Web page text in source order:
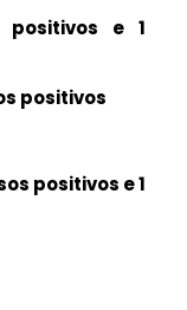
e 1
positivos
positivos e 1